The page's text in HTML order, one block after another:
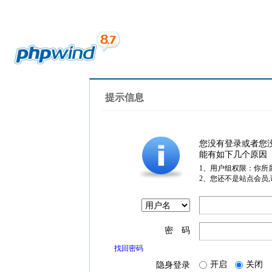
提示信息
您没有登录或者您
能有如下几个原因
1、用户组权限：你所
2、您还不是站点会员
密 码
找回密码
隐身登录 开启 关闭